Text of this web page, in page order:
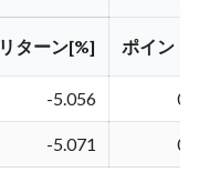
リターン[%] ポイント
-5.056
-5.071